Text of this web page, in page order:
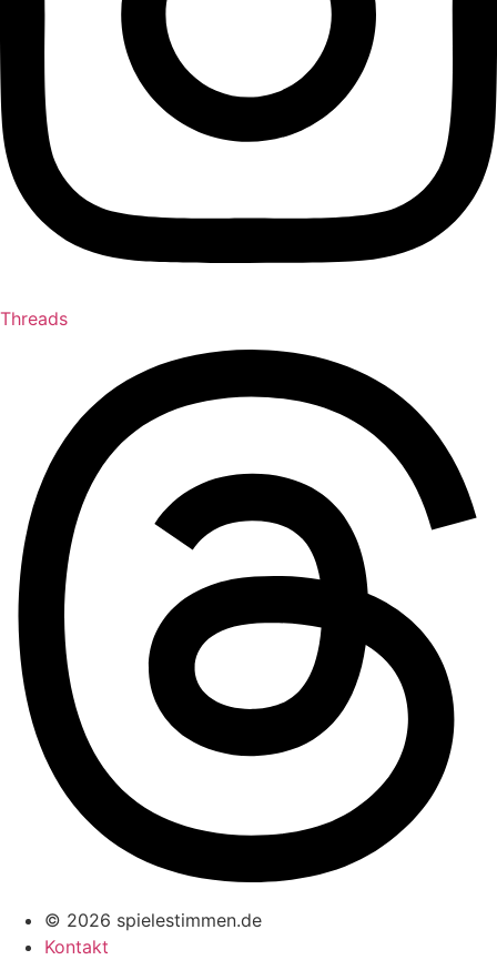
Threads
© 2026 spielestimmen.de
Kontakt